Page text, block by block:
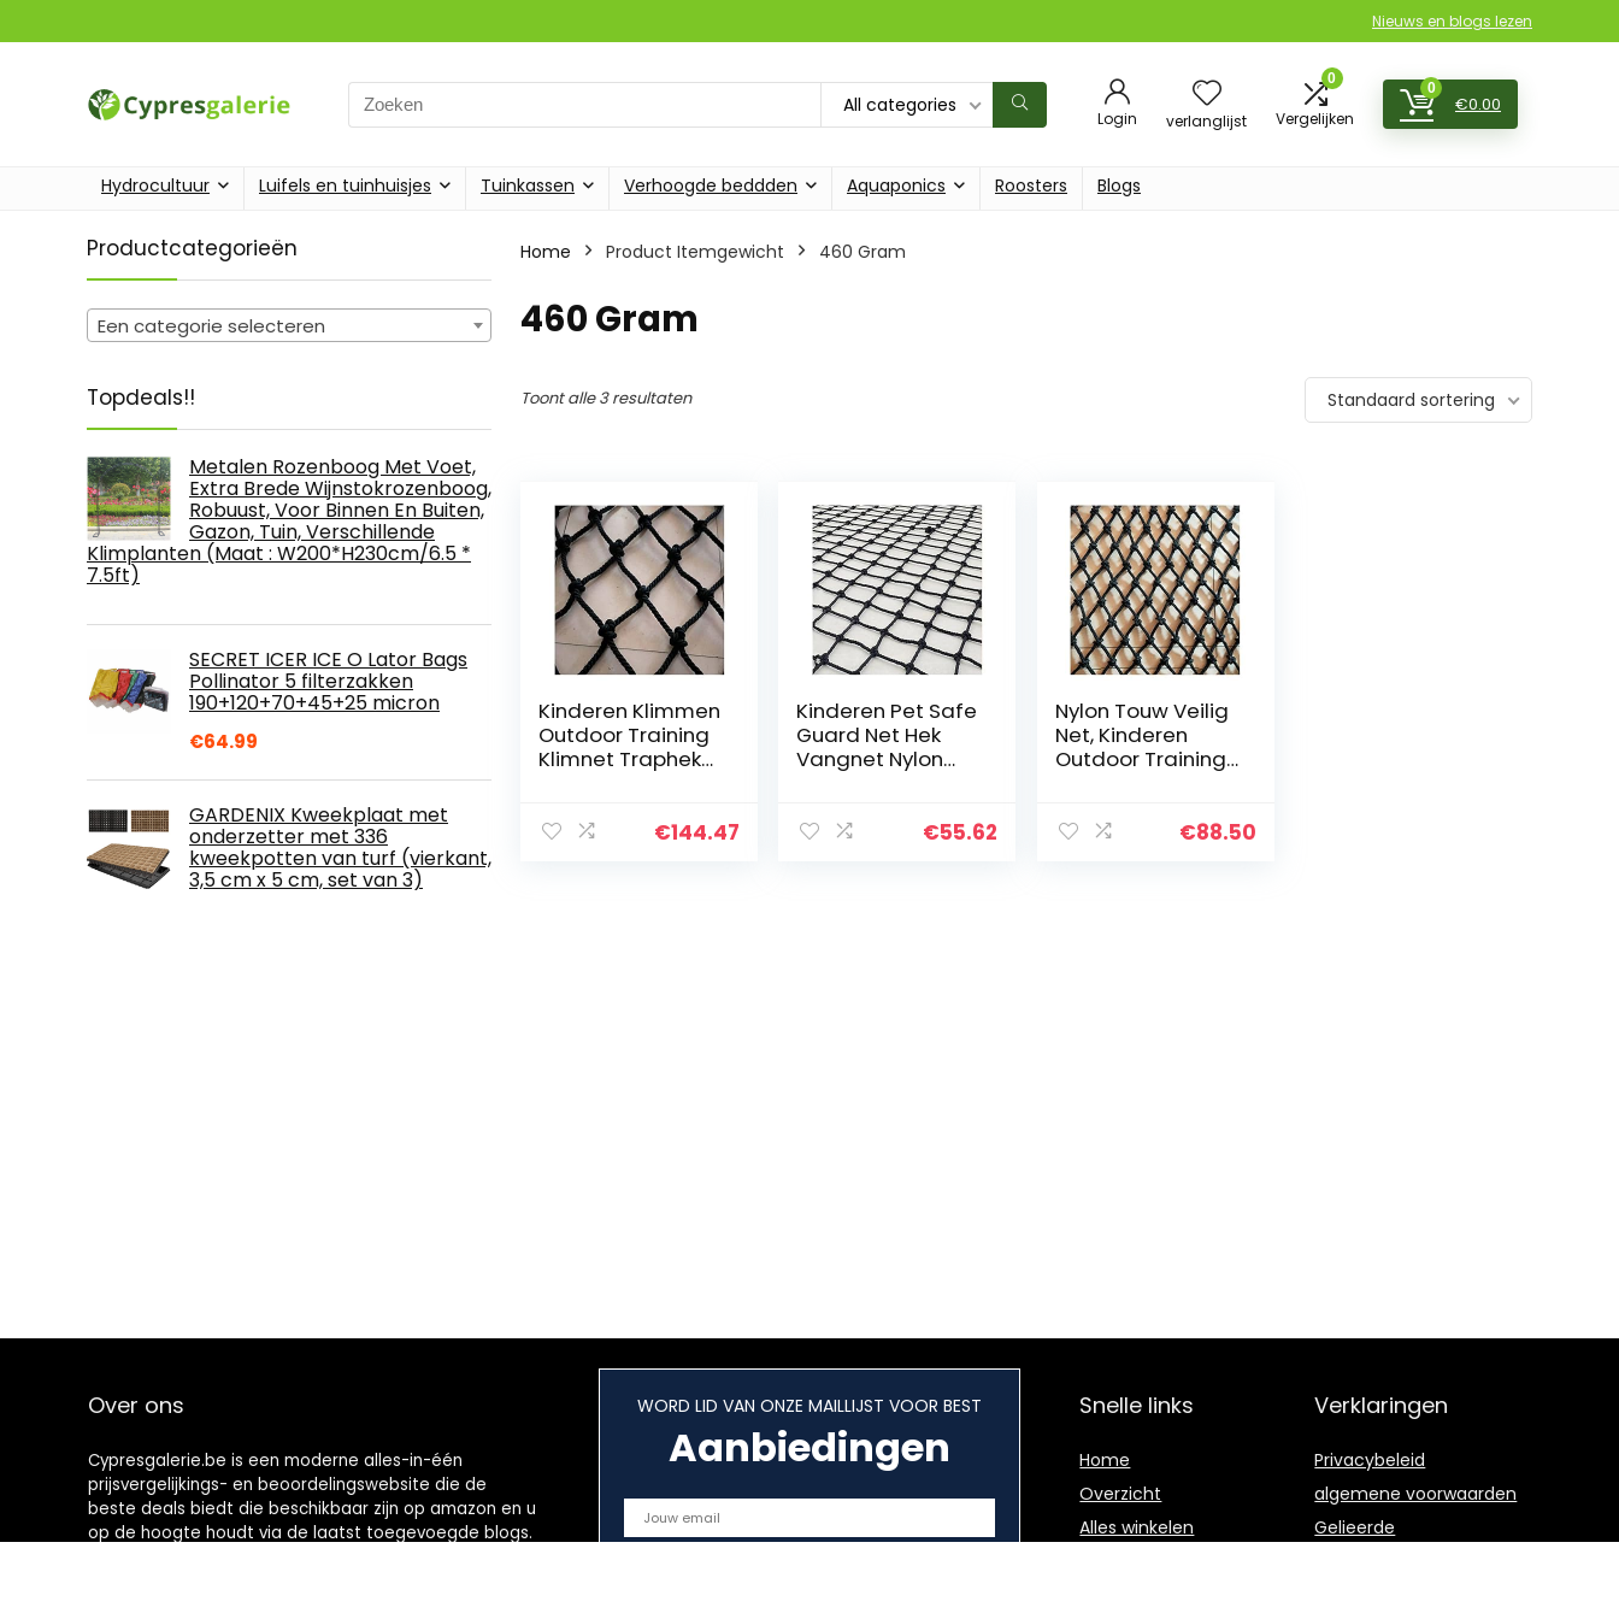
Nieuws en blogs lezen
Search
for:
All categories
Login verlanglijst
0
Vergelijken
0
€0.00
Hydrocultuur Luifels en tuinhuisjes Tuinkassen Verhoogde beddden Aquaponics Roosters Blogs
Productcategorieën
Een categorie selecteren
Topdeals!!
Metalen Rozenboog Met Voet,
Extra Brede Wijnstokrozenboog,
Robuust, Voor Binnen En Buiten,
Gazon, Tuin, Verschillende
Klimplanten (Maat : W200*H230cm/6.5 *
7.5ft)
SECRET ICER ICE O Lator Bags
Pollinator 5 filterzakken
190+120+70+45+25 micron
€64.99
GARDENIX Kweekplaat met
onderzetter met 336
kweekpotten van turf (vierkant,
3,5 cm x 5 cm, set van 3)
Home Product Itemgewicht ‎460 Gram
‎460 Gram
Toont alle 3 resultaten Standaard sortering
Kinderen Klimmen
Outdoor Training
Klimnet Traphek
Trampoline-
€144.47
Kinderen Pet Safe
Guard Net Hek
Vangnet Nylon
Bescherming Hek
€55.62
Nylon Touw Veilig
Net, Kinderen
Outdoor Training
voor Huisdieren
€88.50
Over ons
Cypresgalerie.be is een moderne alles-in-één
prijsvergelijkings- en beoordelingswebsite die de
beste deals biedt die beschikbaar zijn op amazon en u
op de hoogte houdt via de laatst toegevoegde blogs.
WORD LID VAN ONZE MAILLIJST VOOR BEST
Aanbiedingen
Snelle links
Home
Overzicht
Alles winkelen
Verklaringen
Privacybeleid
algemene voorwaarden
Gelieerde
openbaarmaking